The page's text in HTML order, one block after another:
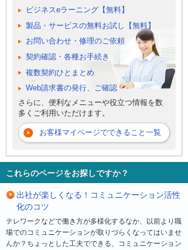
ビジネスeラーニング【無料】
製品・サービスの無料お試し【無料】
お問い合わせ・修理のご依頼
契約確認・各種お手続き
複数契約ひとまとめ
Web請求書の発行、ご確認
さらに、便利なメニューや役立つ情報を数
多くご利用いただけます。
お客様マイページでできること一覧
これらのページをお探しですか？
出社が楽しくなる！コミュニケーション活性
化のコツ
テレワークなどで働き方が多様化するなか、以前より職
場でのコミュニケーションが取りづらくなってはいませ
んか？ちょっとした工夫でできる、コミュニケーション